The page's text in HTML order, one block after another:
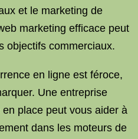
et le marketing de
marketing efficace peut
objectifs commerciaux.
en ligne est féroce,
Une entreprise
place peut vous aider à
dans les moteurs de